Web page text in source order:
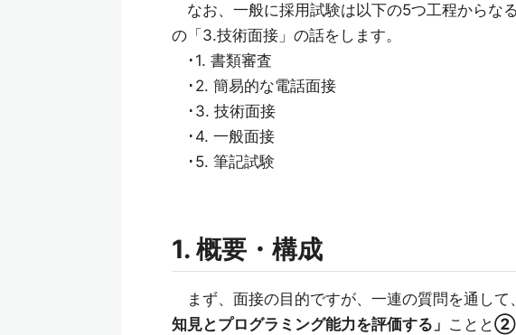
なお、一般に採用試験は以下の5つ工程からな
の「3.技術面接」の話をします。
･1. 書類審査
･2. 簡易的な電話面接
･3. 技術面接
･4. 一般面接
･5. 筆記試験
1. 概要・構成
まず、面接の目的ですが、一連の質問を通して、
知見とプログラミング能力を評価する」 ことと②